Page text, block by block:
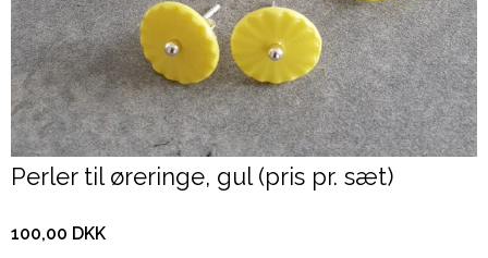
Perler til øreringe, gul (pris pr. sæt)
100,00 DKK